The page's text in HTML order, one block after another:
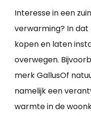
Interesse in een
verwarming? In
kopen en laten
overwegen.
merk GallusOf
namelijk een
warmte in de